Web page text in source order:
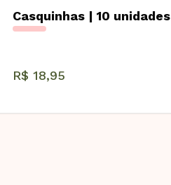
Casquinhas | 10 unidades
R$ 18,95